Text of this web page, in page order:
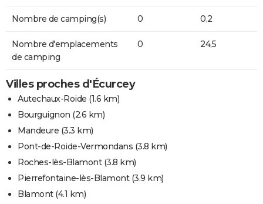
Nombre de camping(s) 0 0,2
Nombre d'emplacements
de camping
0 24,5
Villes proches d'Écurcey
Autechaux-Roide (1.6 km)
Bourguignon (2.6 km)
Mandeure (3.3 km)
Pont-de-Roide-Vermondans (3.8 km)
Roches-lès-Blamont(3.8 km)
Pierrefontaine-lès-Blamont(3.9 km)
Blamont(4.1 km)